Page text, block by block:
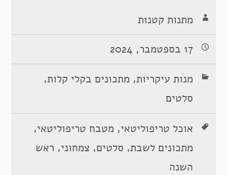
מתנות קטנות
17 בספטמבר, 2024
מנות עיקריות, מתכונים בקלי קלות,
סלטים
אוכל טריפוליטאי, מטבח טריפוליטאי,
מתכונים לשבת, סלטים, צמחוני, ראש
השנה